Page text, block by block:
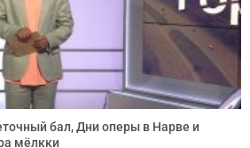
бал, Дни оперы в Нарве и
мёлкки